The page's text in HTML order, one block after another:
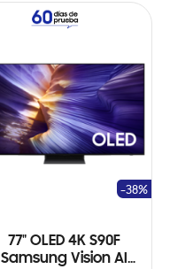
77" OLED 4K S90F
Samsung Vision AI
-38%